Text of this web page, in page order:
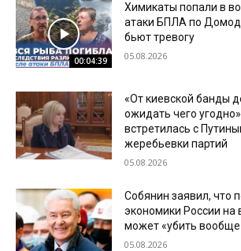
00:04:39
Химикаты попали в
атаки БПЛА по
бьют тревогу
05.08.2026
«От киевской банды
ожидать чего
встретилась с
жеребьевки партий
05.08.2026
Собянин заявил, что
экономики России на
может «убить вообще
05.08.2026